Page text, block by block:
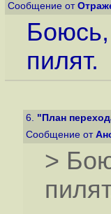
Сообщение от
пилят.
6. "План
Сообщение от
>